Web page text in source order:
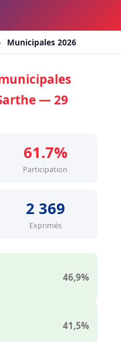
› Municipales 2026
— 29
61.7%
Participation
2 369
Exprimés
46,9%
41,5%